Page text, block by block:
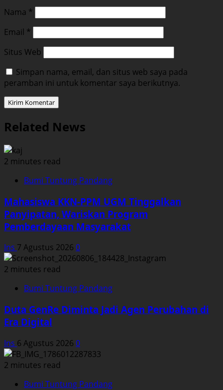
Nama *
Email *
Situs Web
Simpan nama, email, dan situs web saya pada
peramban ini untuk komentar saya berikutnya.
Related News
2 minutes read
Bumi Tuntung Pandang
Mahasiswa KKN-PPM UGM Tinggalkan
Panyipatan, Wariskan Program
Pemberdayaan Masyarakat
Ins 7 Agustus 2026 0
2 minutes read
Bumi Tuntung Pandang
Duta GenRe Diminta Jadi Agen Perubahan di
Era Digital
Ins 6 Agustus 2026 0
2 minutes read
Bumi Tuntung Pandang